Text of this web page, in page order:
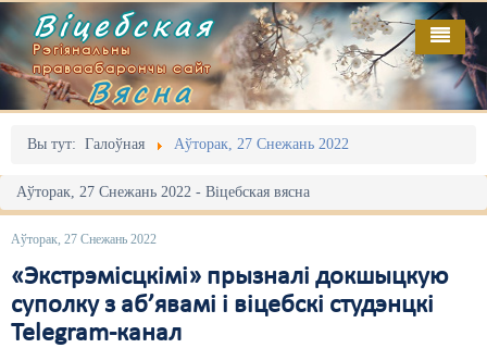
Віцебская
Рэгіянальны
праваабарончы сайт
Вясна
Вы тут: Галоўная Аўторак, 27 Снежань 2022
Аўторак, 27 Снежань 2022 - Віцебская вясна
Аўторак, 27 Снежань 2022
«Экстрэмісцкімі» прызналі докшыцкую
суполку з аб’явамі і віцебскі студэнцкі
Telegram-канал
Галоўная
Адміністрацыйны перасьлед
Акцыі
Выбары
Грамадзянскія ініцыятывы
Выданьні
Відэа
Пра нас
RSS